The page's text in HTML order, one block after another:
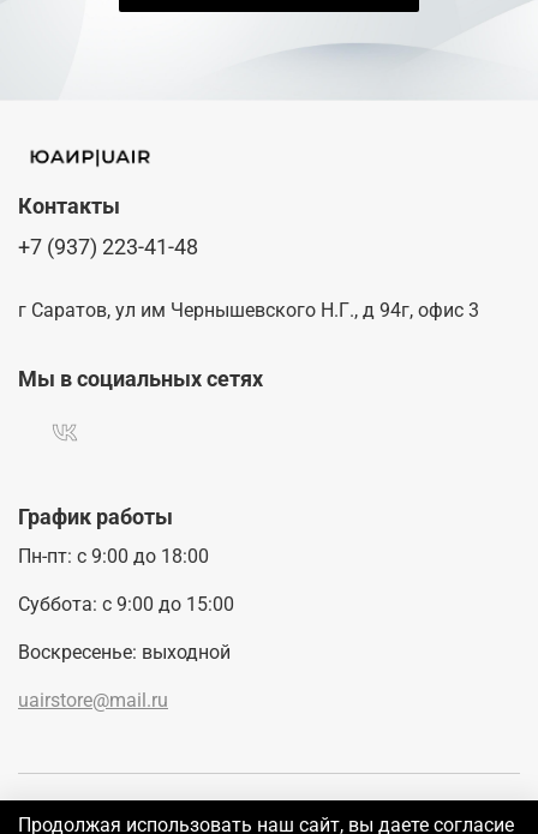
График работы
Пн-пт: с 9:00 до 18:00
Суббота: с 9:00 до 15:00
Воскресенье: выходной
uairstore@mail.ru
Контакты
+7 (937) 223-41-48
г Саратов, ул им Чернышевского Н.Г., д 94г, офис 3
Мы в социальных сетях
Продолжая использовать наш сайт, вы даете согласие